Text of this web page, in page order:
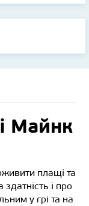
Майнк
плащі та
і про
у грі та на